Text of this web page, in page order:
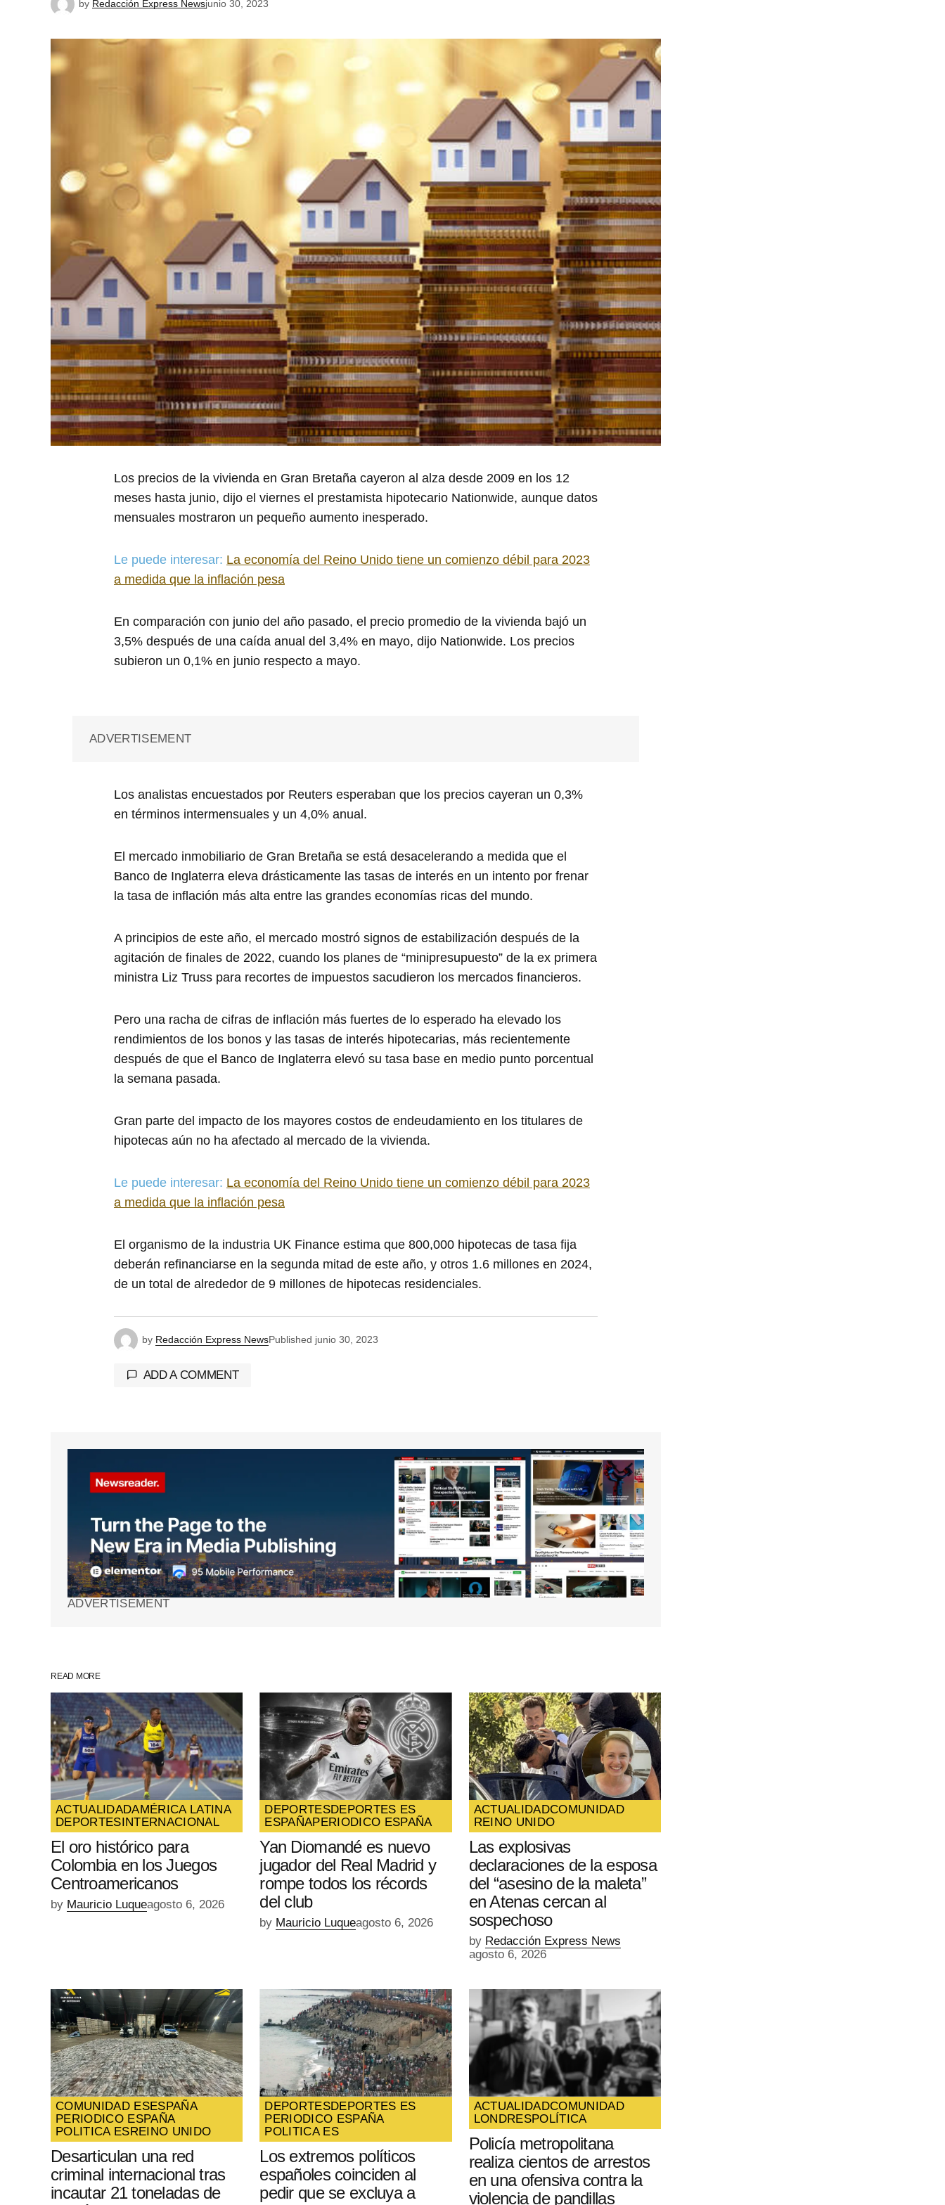
by Redacción Express Newsjunio 30, 2023
Los precios de la vivienda en Gran Bretaña cayeron al alza desde 2009 en los 12
meses hasta junio, dijo el viernes el prestamista hipotecario Nationwide, aunque datos
mensuales mostraron un pequeño aumento inesperado.
Le puede interesar: La economía del Reino Unido tiene un comienzo débil para 2023
a medida que la inflación pesa
En comparación con junio del año pasado, el precio promedio de la vivienda bajó un
3,5% después de una caída anual del 3,4% en mayo, dijo Nationwide. Los precios
subieron un 0,1% en junio respecto a mayo.
ADVERTISEMENT
Los analistas encuestados por Reuters esperaban que los precios cayeran un 0,3%
en términos intermensuales y un 4,0% anual.
El mercado inmobiliario de Gran Bretaña se está desacelerando a medida que el
Banco de Inglaterra eleva drásticamente las tasas de interés en un intento por frenar
la tasa de inflación más alta entre las grandes economías ricas del mundo.
A principios de este año, el mercado mostró signos de estabilización después de la
agitación de finales de 2022, cuando los planes de “minipresupuesto” de la ex primera
ministra Liz Truss para recortes de impuestos sacudieron los mercados financieros.
Pero una racha de cifras de inflación más fuertes de lo esperado ha elevado los
rendimientos de los bonos y las tasas de interés hipotecarias, más recientemente
después de que el Banco de Inglaterra elevó su tasa base en medio punto porcentual
la semana pasada.
Gran parte del impacto de los mayores costos de endeudamiento en los titulares de
hipotecas aún no ha afectado al mercado de la vivienda.
Le puede interesar: La economía del Reino Unido tiene un comienzo débil para 2023
a medida que la inflación pesa
El organismo de la industria UK Finance estima que 800,000 hipotecas de tasa fija
deberán refinanciarse en la segunda mitad de este año, y otros 1.6 millones en 2024,
de un total de alrededor de 9 millones de hipotecas residenciales.
by Redacción Express NewsPublished junio 30, 2023
ADD A COMMENT
Comment
Your Name* Your E-mail*
ADVERTISEMENT
READ MORE
ACTUALIDADAMÉRICA LATINA
DEPORTES INTERNACIONAL
El oro histórico para
Colombia en los Juegos
Centroamericanos
by Mauricio Luqueagosto 6, 2026
DEPORTESDEPORTES ES
ESPAÑAPERIODICO ESPAÑA
Yan Diomandé es nuevo
jugador del Real Madrid y
rompe todos los récords
del club
by Mauricio Luqueagosto 6, 2026
ACTUALIDADCOMUNIDAD
REINO UNIDO
Las explosivas
declaraciones de la esposa
del “asesino de la maleta”
en Atenas cercan al
sospechoso
by Redacción Express News
agosto 6, 2026
COMUNIDAD ESESPAÑA
PERIODICO ESPAÑA
POLITICA ESREINO UNIDO
Desarticulan una red
criminal internacional tras
incautar 21 toneladas de
DEPORTESDEPORTES ES
PERIODICO ESPAÑA
POLITICA ES
Los extremos políticos
españoles coinciden al
pedir que se excluya a
ACTUALIDADCOMUNIDAD
LONDRESPOLÍTICA
Policía metropolitana
realiza cientos de arrestos
en una ofensiva contra la
violencia de pandillas